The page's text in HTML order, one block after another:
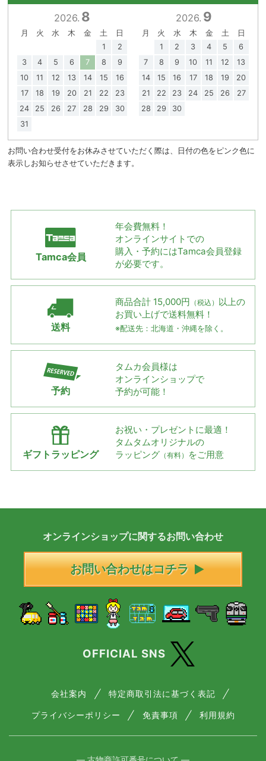
2026. 8
月 火 水 木 金 土
日
1
2
3
4 5 6 7 8
9
10
11 12 13 14 15
16
17
18 19 20 21 22
23
24
25 26 27 28 29
30
31
2026. 9
月 火 水 木 金 土
日
1
2 3 4 5
6
7
8 9 10 11 12
13
14
15 16 17 18 19
20
21
22 23 24 25 26
27
28
29 30
お問い合わせ受付をお休みさせていただく際は、日付の色をピンク色に
表示しお知らせさせていただきます。
Tamca会員
年会費無料！
オンラインサイトでの
購入・予約にはTamca会員登録
が必要です。
送料
商品合計 15,000円 （税込） 以上の
お買い上げで送料無料！
※配送先：北海道・沖縄を除く。
予約
タムカ会員様は
オンラインショップで
予約が可能！
ギフトラッピング
お祝い・プレゼントに最適！
タムタムオリジナルの
ラッピング （有料） をご用意
オンラインショップに関するお問い合わせ
お問い合わせはコチラ
OFFICIAL SNS
会社案内 特定商取引法に基づく表記
プライバシーポリシー 免責事項 利用規約